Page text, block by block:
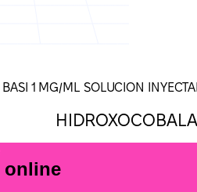
1 MG/ML SOLUCION
online